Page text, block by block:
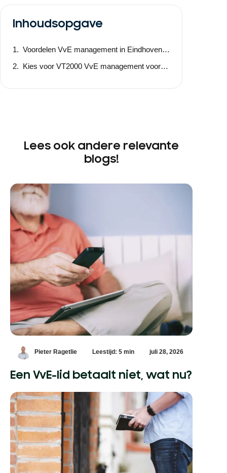
Inhoudsopgave
Voordelen VvE management in Eindhoven en omgeving
Kies voor VT2000 VvE management voor betrouwbaar en goed VvE beheer
Lees ook andere relevante
blogs!
Pieter Ragetlie Leestijd: 5 min juli 28, 2026
Een VvE-lid betaalt niet, wat nu?